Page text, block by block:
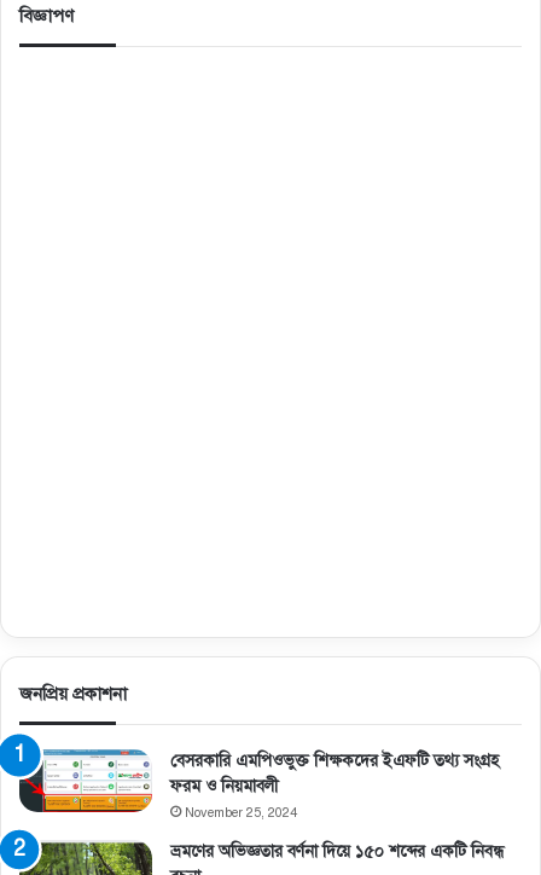
বিজ্ঞাপণ
জনপ্রিয় প্রকাশনা
বেসরকারি এমপিওভুক্ত শিক্ষকদের ইএফটি তথ্য সংগ্রহ
ফরম ও নিয়মাবলী
November 25, 2024
ভ্রমণের অভিজ্ঞতার বর্ণনা দিয়ে ১৫০ শব্দের একটি নিবন্ধ